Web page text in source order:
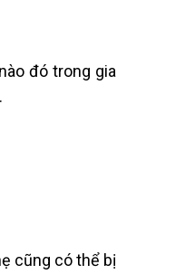
đó trong gia
cũng có thể bị